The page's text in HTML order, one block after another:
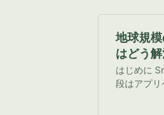
地球規
はどう
リーシ
はじめに
段はアプ